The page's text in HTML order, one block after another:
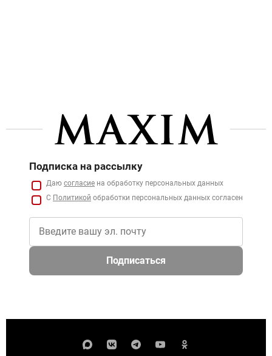
Подписка на рассылку
Даю согласие на обработку персональных данных
С Политикой обработки персональных данных согласен
Подписаться